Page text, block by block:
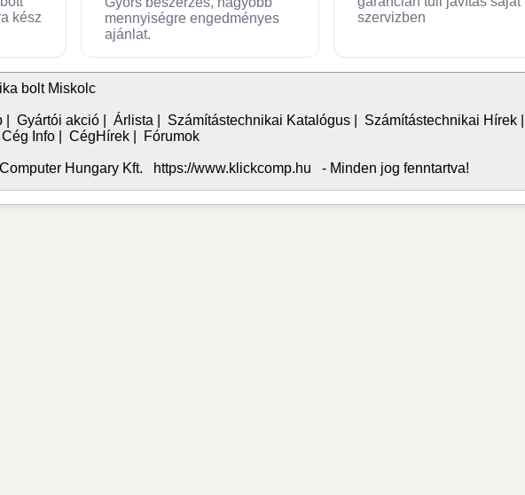
kész
mennyiségre engedményes
ajánlat.
szervizben
bolt Miskolc
| Gyártói akció| Árlista Számítástechnikai Katalógus| Számítástechnikai Hírek|
Cég Info| CégHírek| Fórumok
Hungary Kft. https://www.klickcomp.hu - Minden jog fenntartva!